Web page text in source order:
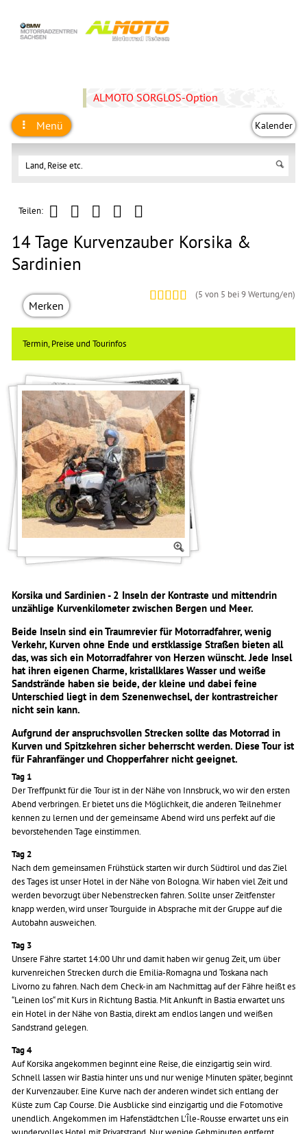
ALMOTO SORGLOS-Option
Menü Kalender
Teilen:
14 Tage Kurvenzauber Korsika &
Sardinien
(5 von 5 bei9Wertung/en)
Merken
Termin, Preise und Tourinfos
Korsika und Sardinien - 2 Inseln der Kontraste und mittendrin
unzählige Kurvenkilometer zwischen Bergen und Meer.
Beide Inseln sind ein Traumrevier für Motorradfahrer, wenig
Verkehr, Kurven ohne Ende und erstklassige Straßen bieten all
das, was sich ein Motorradfahrer von Herzen wünscht. Jede Insel
hat ihren eigenen Charme, kristallklares Wasser und weiße
Sandstrände haben sie beide, der kleine und dabei feine
Unterschied liegt in dem Szenenwechsel, der kontrastreicher
nicht sein kann.
Aufgrund der anspruchsvollen Strecken sollte das Motorrad in
Kurven und Spitzkehren sicher beherrscht werden. Diese Tour ist
für Fahranfänger und Chopperfahrer nicht geeignet.
Tag 1
Der Treffpunkt für die Tour ist in der Nähe von Innsbruck, wo wir den ersten
Abend verbringen. Er bietet uns die Möglichkeit, die anderen Teilnehmer
kennen zu lernen und der gemeinsame Abend wird uns perfekt auf die
bevorstehenden Tage einstimmen.
Tag 2
Nach dem gemeinsamen Frühstück starten wir durch Südtirol und das Ziel
des Tages ist unser Hotel in der Nähe von Bologna. Wir haben viel Zeit und
werden bevorzugt über Nebenstrecken fahren. Sollte unser Zeitfenster
knapp werden, wird unser Tourguide in Absprache mit der Gruppe auf die
Autobahn ausweichen.
Tag 3
Unsere Fähre startet 14:00 Uhr und damit haben wir genug Zeit, um über
kurvenreichen Strecken durch die Emilia-Romagna und Toskana nach
Livorno zu fahren. Nach dem Check-in am Nachmittag auf der Fähre heißt es
“Leinen los“ mit Kurs in Richtung Bastia. Mit Ankunft in Bastia erwartet uns
ein Hotel in der Nähe von Bastia, direkt am endlos langen und weißen
Sandstrand gelegen.
Tag 4
Auf Korsika angekommen beginnt eine Reise, die einzigartig sein wird.
Schnell lassen wir Bastia hinter uns und nur wenige Minuten später, beginnt
der Kurvenzauber. Eine Kurve nach der anderen windet sich entlang der
Küste zum Cap Course. Die Ausblicke sind einzigartig und die Fotomotive
unendlich. Angekommen im Hafenstädtchen L'Île-Rousse erwartet uns ein